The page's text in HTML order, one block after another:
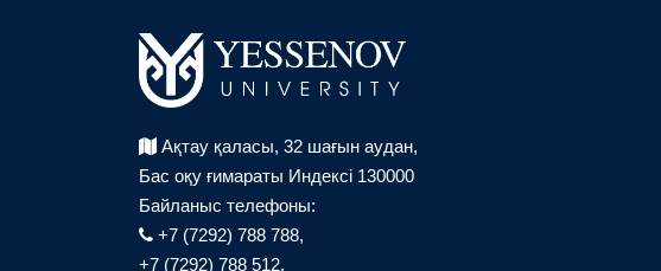
Ақтау қаласы, 32 шағын аудан,
Бас оқу ғимараты Индексі 130000
Байланыс телефоны:
+7 (7292) 788 788,
+7 (7292) 788 512,